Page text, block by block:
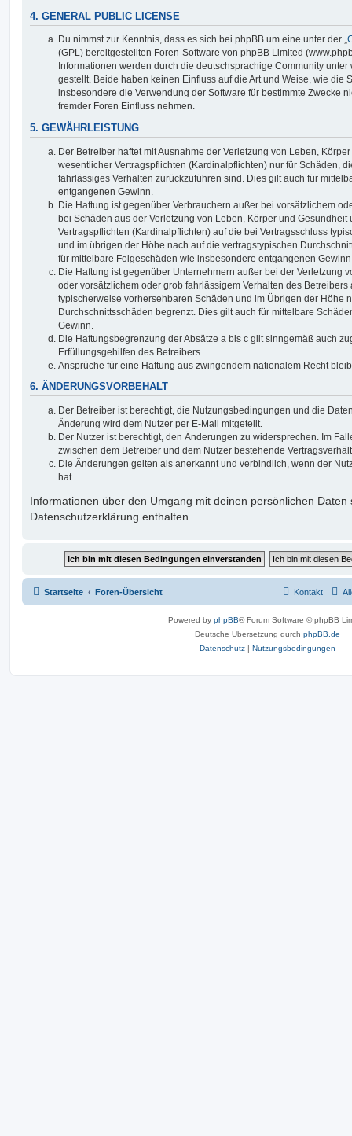
4. GENERAL PUBLIC LICENSE
Du nimmst zur Kenntnis, dass es sich bei phpBB um eine unter der „
(GPL) bereitgestellten Foren-Software von phpBB Limited
Informationen werden durch die deutschsprachige Community
gestellt. Beide haben keinen Einfluss auf die Art und Weise, wie die
insbesondere die Verwendung der Software für bestimmte Zwecke
fremder Foren Einfluss nehmen.
5. GEWÄHRLEISTUNG
Der Betreiber haftet mit Ausnahme der Verletzung von Leben,
wesentlicher Vertragspflichten (Kardinalpflichten) nur für Schäden,
fahrlässiges Verhalten zurückzuführen sind. Dies gilt auch für
entgangenen Gewinn.
Die Haftung ist gegenüber Verbrauchern außer bei vorsätzlichem
bei Schäden aus der Verletzung von Leben, Körper und
Vertragspflichten (Kardinalpflichten) auf die bei Vertragsschluss
und im übrigen der Höhe nach auf die vertragstypischen
für mittelbare Folgeschäden wie insbesondere entgangenen
Die Haftung ist gegenüber Unternehmern außer bei der Verletzung
oder vorsätzlichem oder grob fahrlässigem Verhalten des Betreibers
typischerweise vorhersehbaren Schäden und im Übrigen der Höhe
Durchschnittsschäden begrenzt. Dies gilt auch für mittelbare
Gewinn.
Die Haftungsbegrenzung der Absätze a bis c gilt sinngemäß auch
Erfüllungsgehilfen des Betreibers.
Ansprüche für eine Haftung aus zwingendem nationalem Recht
6. ÄNDERUNGSVORBEHALT
Der Betreiber ist berechtigt, die Nutzungsbedingungen und die
Änderung wird dem Nutzer per E-Mail mitgeteilt.
Der Nutzer ist berechtigt, den Änderungen zu widersprechen. Im
zwischen dem Betreiber und dem Nutzer bestehende
Die Änderungen gelten als anerkannt und verbindlich, wenn der
hat.
Informationen über den Umgang mit deinen persönlichen Daten
Datenschutzerklärung enthalten.
Startseite Foren-Übersicht Kontakt
Powered by phpBB® Forum Software © phpBB
Deutsche Übersetzung durch phpBB.de
Datenschutz | Nutzungsbedingungen